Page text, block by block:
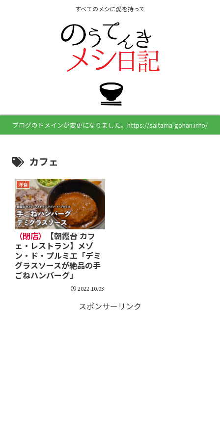
すべてのメシに愛を持って
ブログのドメインが変更になりました。https://saitama-gohan.info/
カフェ
洋食
（閉店）
【朝霞台 カフ
ェ・レストラン】メゾ
ン・ド・プルミエ「デミ
グラスソースが絶品の手
ごねハンバーグ」
2022.10.03
スポンサーリンク